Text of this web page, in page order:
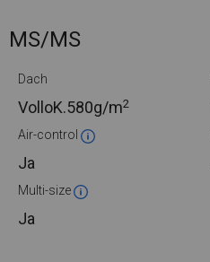
MS/MS
Dach
VolloK.580g/m2
Air-control
Ja
Multi-size
Ja